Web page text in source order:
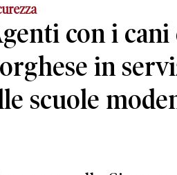
con i cani
in
scuole